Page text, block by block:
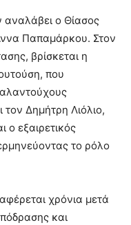
αναλάβει ο Θίασος
Παπαμάρκου. Στον
βρίσκεται η
που
Δημήτρη Λιόλιο,
ο εξαιρετικός
το ρόλο
χρόνια μετά
και